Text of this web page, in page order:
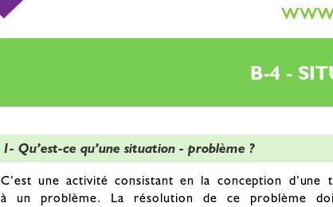
B-4 -
1- Qu’est-ce qu’une situation - problème ?
C’est une activité consistant en la conception
à un problème. La résolution de ce problème